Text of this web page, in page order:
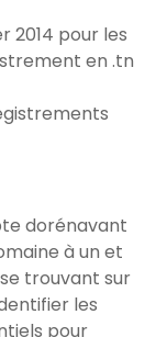
2014 pour les
en .tn
dorénavant
à un et
trouvant sur
les
pour